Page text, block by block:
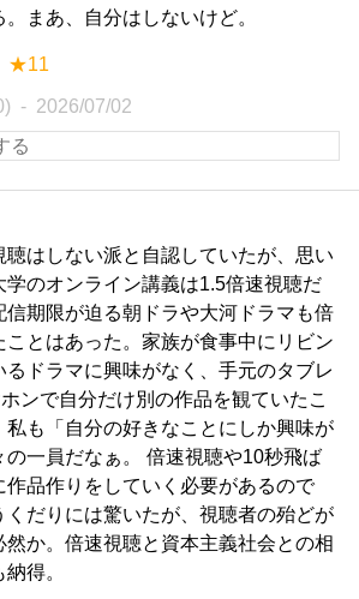
。まあ、自分はしないけど。
★11
2026/07/02
聴はしない派と自認していたが、思い
学のオンライン講義は1.5倍速視聴だ
信期限が迫る朝ドラや大河ドラマも倍
ことはあった。家族が食事中にリビン
るドラマに興味がなく、手元のタブレ
ンで自分だけ別の作品を観ていたこ
私も「自分の好きなことにしか興味が
の一員だなぁ。 倍速視聴や10秒飛ば
作品作りをしていく必要があるので
くだりには驚いたが、視聴者の殆どが
然か。倍速視聴と資本主義社会との相
得。